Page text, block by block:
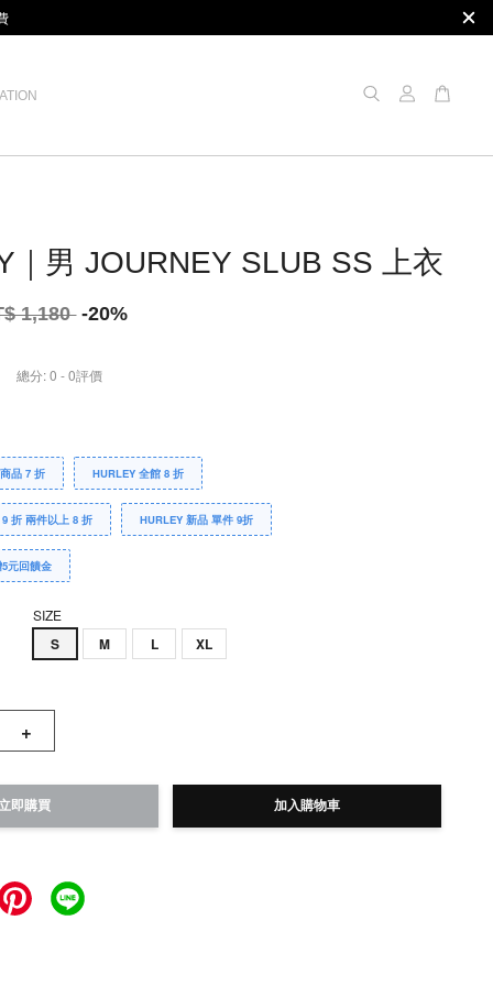
｜男 JOURNEY SLUB SS 上衣
1,180 -20%
總分:0 -0評價
品 7 折 HURLEY 全館 8 折
折 兩件以上 8 折 HURLEY 新品 單件 9折
元回饋金
SIZE
S M L XL
+
即購買 加入購物車